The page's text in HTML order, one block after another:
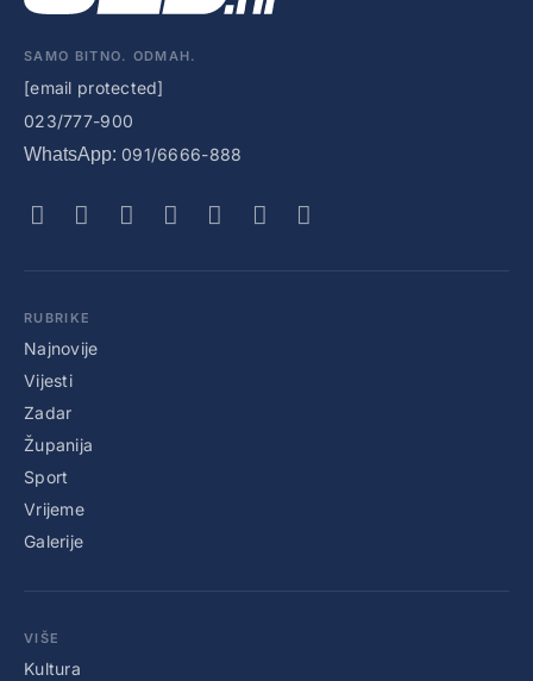
SAMO BITNO. ODMAH.
[email protected]
023/777-900
WhatsApp: 091/6666-888
RUBRIKE
Najnovije
Vijesti
Zadar
Županija
Sport
Vrijeme
Galerije
VIŠE
Kultura